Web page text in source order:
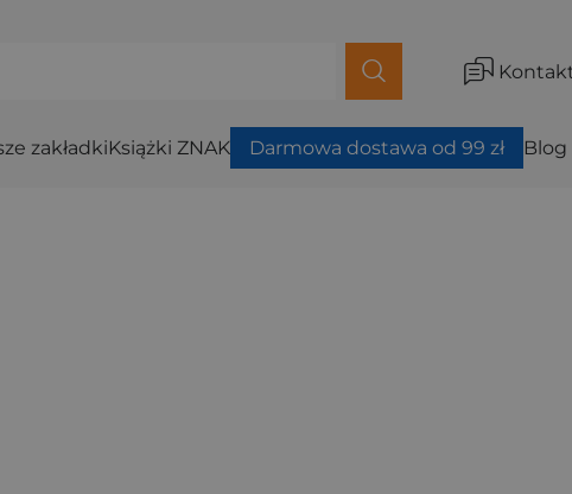
zakładkiKsiążki ZNAK Darmowa dostawa od 99 zł Blog